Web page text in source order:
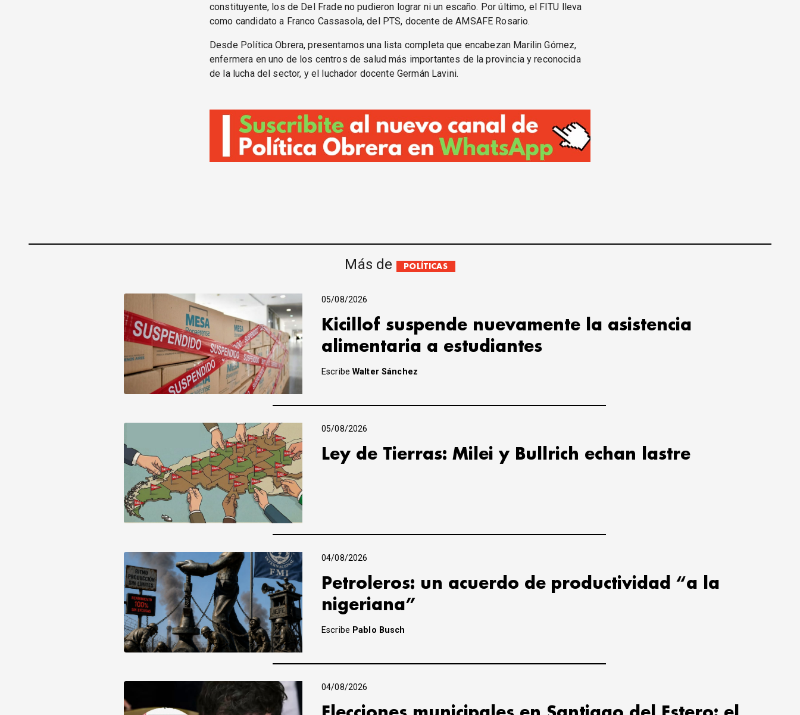
constituyente, los de Del Frade no pudieron lograr ni un escaño. Por último, el FITU lleva
como candidato a Franco Cassasola, del PTS, docente de AMSAFE Rosario.
Desde Política Obrera, presentamos una lista completa que encabezan Marilin Gómez,
enfermera en uno de los centros de salud más importantes de la provincia y reconocida
de la lucha del sector, y el luchador docente Germán Lavini.
Más de POLÍTICAS
05/08/2026
Kicillof suspende nuevamente la asistencia
alimentaria a estudiantes
EscribeWalter Sánchez
05/08/2026
Ley de Tierras: Milei y Bullrich echan lastre
04/08/2026
Petroleros: un acuerdo de productividad “a la
nigeriana”
Escribe Pablo Busch
04/08/2026